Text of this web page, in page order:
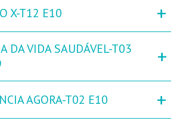
X-T12 E10 +
DA VIDA SAUDÁVEL-T03
+
AGORA-T02 E10 +